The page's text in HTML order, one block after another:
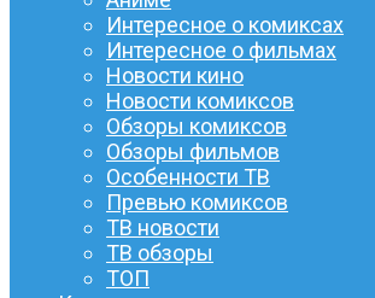
Интересное о комиксах
Интересное о фильмах
Новости кино
Новости комиксов
Обзоры комиксов
Обзоры фильмов
Особенности ТВ
Превью комиксов
ТВ новости
ТВ обзоры
ТОП